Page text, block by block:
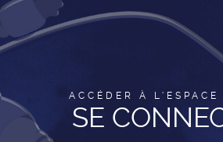
ACCÉDER À L'ESPACE
SE